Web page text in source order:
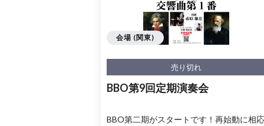
売り切れ
BBO第9回定期演奏会
BBO第二期がスタートです！再始動に相応
会場 (関東)